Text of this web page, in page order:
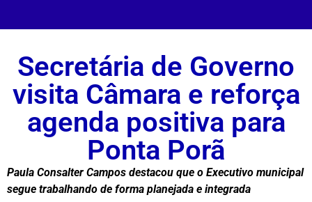
Secretária de Governo
visita Câmara e reforça
agenda positiva para
Ponta Porã
Paula Consalter Campos destacou que o Executivo municipal
segue trabalhando de forma planejada e integrada